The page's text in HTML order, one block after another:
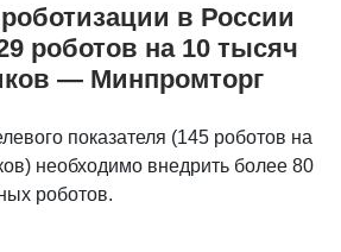
в России
роботов на 10 тысяч
— Минпромторг
показателя (145 роботов на
необходимо внедрить более 80
роботов.